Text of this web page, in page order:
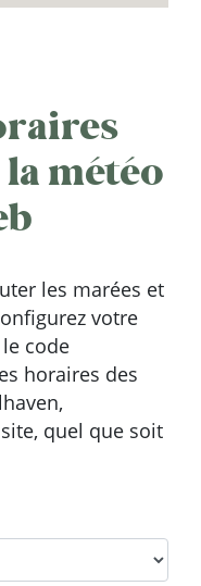
météo
les marées et
votre
code
horaires des
quel que soit